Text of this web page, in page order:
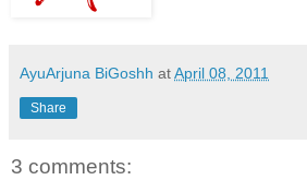
AyuArjuna BiGoshh atApril 08, 2011
Share
3 comments: